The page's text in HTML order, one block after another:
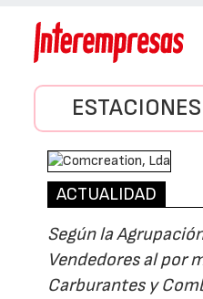
ACTUALIDAD
Según la
Vendedores al por
Carburantes y